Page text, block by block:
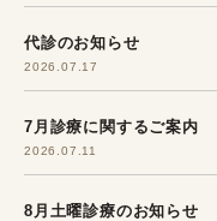
代診のお知らせ
2026.07.17
7月診療に関するご案内
2026.07.11
8月土曜診療のお知らせ